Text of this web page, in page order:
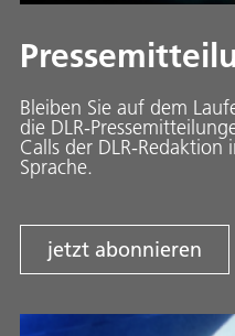
Bleiben Sie auf dem
die DLR-
Calls der DLR-
Sprache.
jetzt abonnieren